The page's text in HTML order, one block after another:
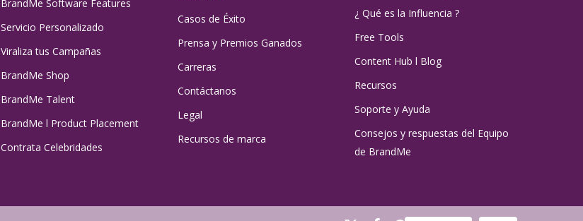
BrandMe Software Features
Servicio Personalizado
Viraliza tus Campañas
BrandMe Shop
BrandMe Talent
BrandMe l Product Placement
Contrata Celebridades
Casos de Éxito
Prensa y Premios Ganados
Carreras
Contáctanos
Legal
Recursos de marca
¿ Qué es la Influencia ?
Free Tools
Content Hub l Blog
Recursos
Soporte y Ayuda
Consejos y respuestas del Equipo
de BrandMe